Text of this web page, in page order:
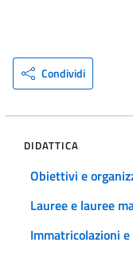
Condividi
DIDATTICA
Obiettivi e
Lauree e lauree
Immatricolazioni